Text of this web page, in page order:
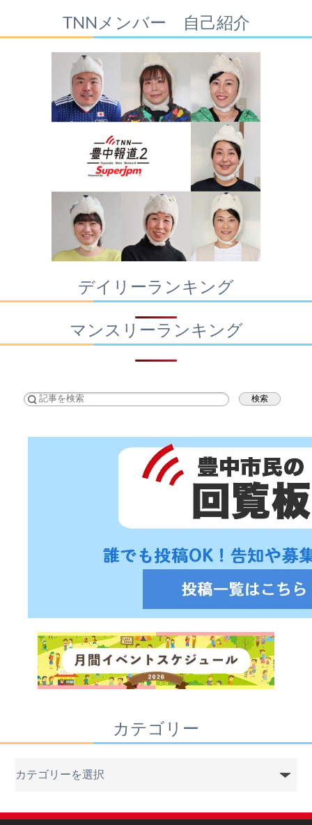
TNNメンバー 自己紹介
デイリーランキング
マンスリーランキング
検索
カテゴリー
リ